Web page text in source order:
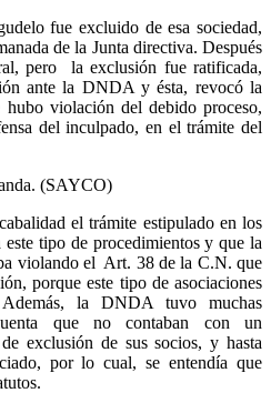
fue excluido de esa sociedad,
de la Junta directiva. Después
pero la exclusión fue ratificada,
ante la DNDA y ésta, revocó la
violación del debido proceso,
del inculpado, en el trámite del
(SAYCO)
el trámite estipulado en los
tipo de procedimientos y que la
violando el Art. 38 de la C.N. que
porque este tipo de asociaciones
la DNDA tuvo muchas
que no contaban con un
exclusión de sus socios, y hasta
por lo cual, se entendía que